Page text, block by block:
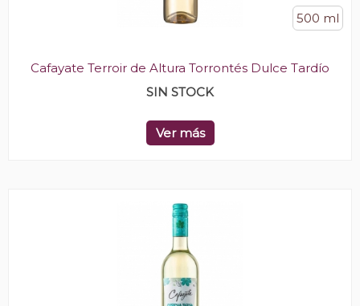
500 ml
Cafayate Terroir de Altura Torrontés Dulce Tardío
SIN STOCK
Ver más